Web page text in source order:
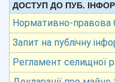
ДОСТУП ДО ПУБ.
Нормативно-правова
Запит на публічну
Регламент селищної